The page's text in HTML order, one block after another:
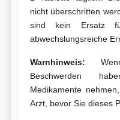
nicht überschritten
sind kein Ersatz
abwechslungsreiche
Warnhinweis:
Beschwerden
Medikamente
Arzt, bevor Sie dieses